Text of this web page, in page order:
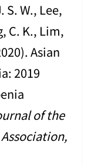
S. W., Lee,
C. K., Lim,
Asian
2019
of the